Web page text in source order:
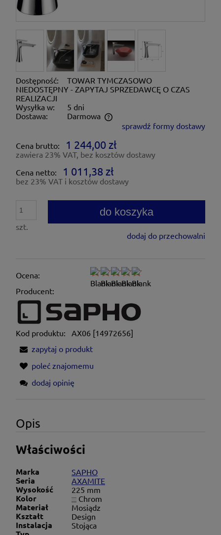
Dostępność:
TOWAR TYMCZASOWO
NIEDOSTĘPNY - ZAPYTAJ SPRZEDAWCĘ O CZAS
REALIZACJI
Wysyłka w:
5 dni
Dostawa:
Darmowa
Cena nie zawiera ewentualnych kosztów płatności
sprawdź formy dostawy
Cena brutto:
1 244,00 zł
zawiera 23% VAT, bez kosztów dostawy
Cena netto:
1 011,38 zł
bez 23% VAT i kosztów dostawy
szt.
do koszyka
dodaj do przechowalni
Ocena:
Producent:
Kod produktu:
AX06 [14972656]
zapytaj o produkt
poleć znajomemu
dodaj opinię
Opis
Właściwości
Marka SAPHO
Seria AXAMITE
Wysokość 225 mm
Kolor Chrom
Materiał Mosiądz
Kształt Design
Instalacja Stojąca